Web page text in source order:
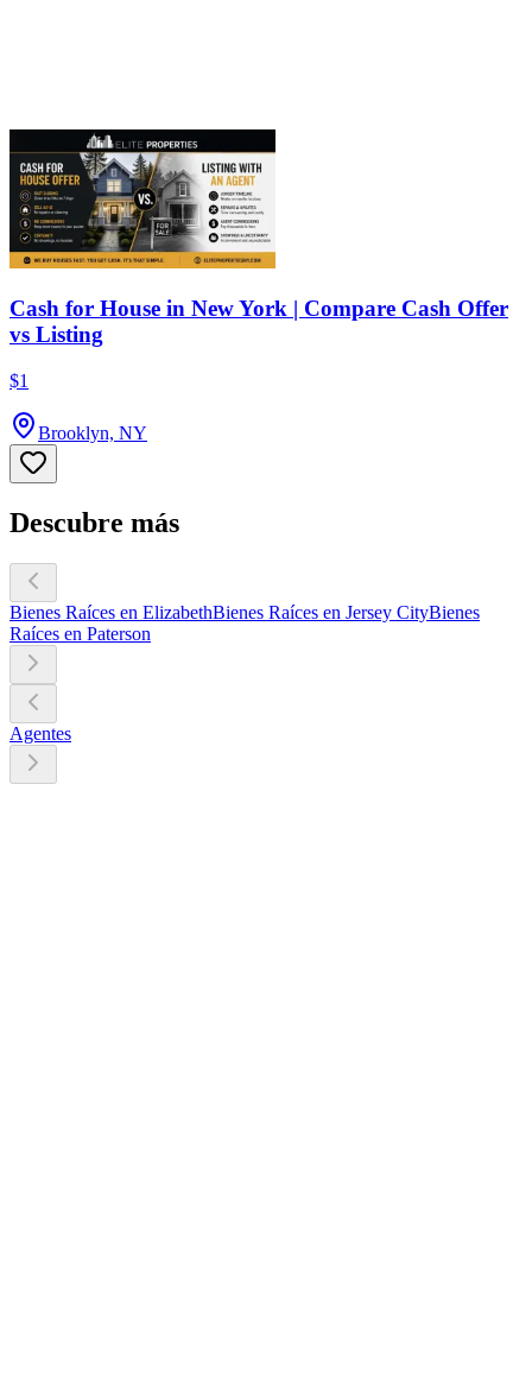
Cash for House in New York | Compare Cash Offer
vs Listing
$1
Brooklyn, NY
Descubre más
Bienes Raíces en ElizabethBienes Raíces en Jersey CityBienes
Raíces en Paterson
Agentes